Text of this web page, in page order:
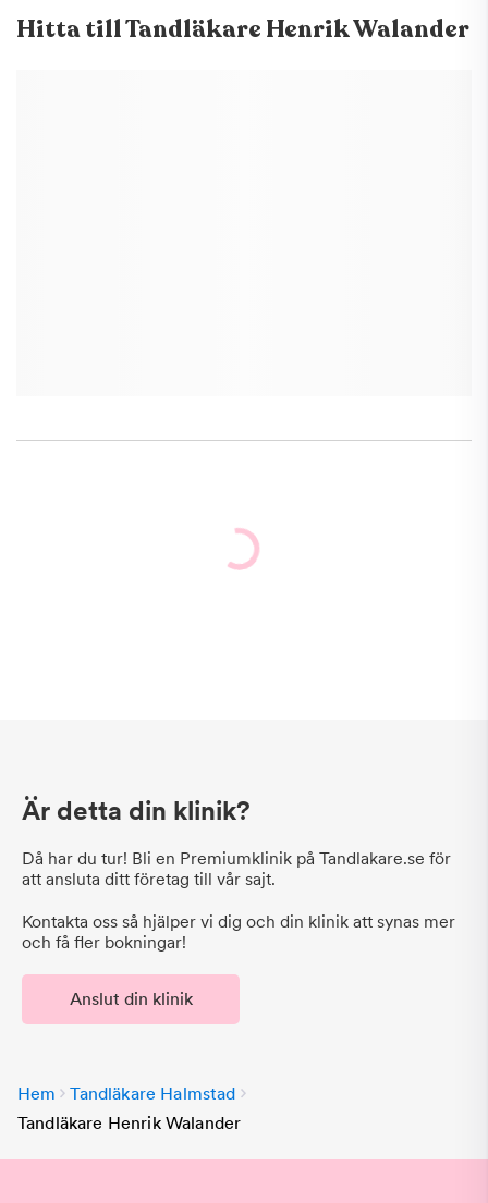
Hitta tillTandläkare Henrik Walander
Är detta din klinik?
Då har du tur! Bli en Premiumklinik på Tandlakare.se för
att ansluta ditt företag till vår sajt.
Kontakta oss så hjälper vi dig och din klinik att synas mer
och få fler bokningar!
Anslut din klinik
Hem
Tandläkare Halmstad
Tandläkare Henrik Walander